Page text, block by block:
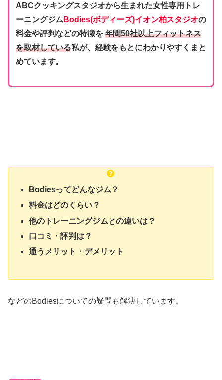
ABCクッキングスタジオから生まれた女性専用トレ
ーニングジム Bodies(ボディーズ)イオン柏スタジオの
料金や評判などの特徴を 年間50社以上フィットネス
を取材している私が、経験をもとにわかりやすくまと
めています。
Bodiesってどんなジム？
料金はどのくらい？
他のトレーニングジムとの違いは？
口コミ・評判は？
通うメリット・デメリット
などのBodiesについての疑問も解決しています。